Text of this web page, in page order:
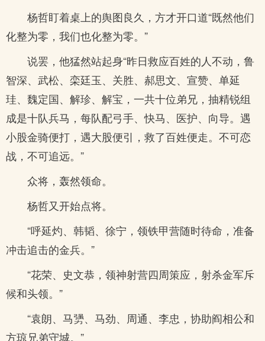
杨哲盯着桌上的舆图良久，方才开口道“既然他们
化整为零，我们也化整为零。”
说罢，他猛然站起身“昨日救应百姓的人不动，鲁
智深、武松、栾廷玉、关胜、郝思文、宣赞、单延
珪、魏定国、解珍、解宝，一共十位弟兄，抽精锐组
成是十队兵马，每队配弓手、快马、医护、向导。遇
小股金骑便打，遇大股便引，救了百姓便走。不可恋
战，不可追远。”
众将，轰然领命。
杨哲又开始点将。
“呼延灼、韩韬、徐宁，领铁甲营随时待命，准备
冲击追击的金兵。”
“花荣、史文恭，领神射营四周策应，射杀金军斥
候和头领。”
“袁朗、马勥、马劲、周通、李忠，协助阎相公和
方琼兄弟守城。”